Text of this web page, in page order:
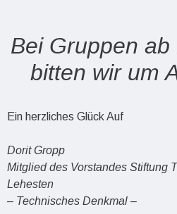
Bei Gruppen
bitten wir um
Ein herzliches Glück Auf
Dorit
Mitglied des Vorstandes Stiftung
Lehesten
– Technisches Denkmal –